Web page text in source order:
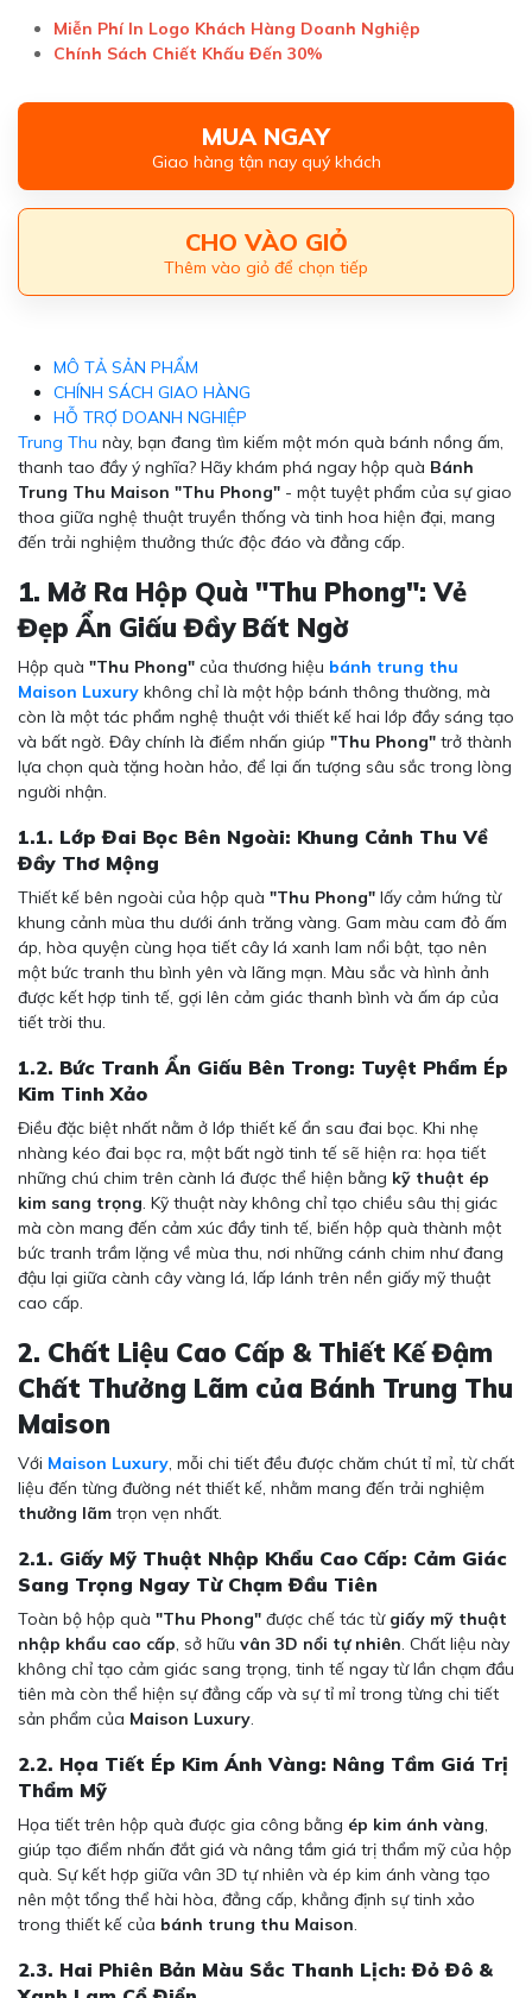
Miễn Phí In Logo Khách Hàng Doanh Nghiệp
Chính Sách Chiết Khấu Đến 30%
MUA NGAY
Giao hàng tận nay quý khách
CHO VÀO GIỎ
Thêm vào giỏ để chọn tiếp
MÔ TẢ SẢN PHẨM
CHÍNH SÁCH GIAO HÀNG
HỖ TRỢ DOANH NGHIỆP
Trung Thu này, bạn đang tìm kiếm một món quà bánh nồng ấm,
thanh tao đầy ý nghĩa? Hãy khám phá ngay hộp quà Bánh
Trung Thu Maison "Thu Phong" - một tuyệt phẩm của sự giao
thoa giữa nghệ thuật truyền thống và tinh hoa hiện đại, mang
đến trải nghiệm thưởng thức độc đáo và đẳng cấp.
1. Mở Ra Hộp Quà "Thu Phong": Vẻ
Đẹp Ẩn Giấu Đầy Bất Ngờ
Hộp quà "Thu Phong" của thương hiệu bánh trung thu
Maison Luxury không chỉ là một hộp bánh thông thường, mà
còn là một tác phẩm nghệ thuật với thiết kế hai lớp đầy sáng tạo
và bất ngờ. Đây chính là điểm nhấn giúp "Thu Phong" trở thành
lựa chọn quà tặng hoàn hảo, để lại ấn tượng sâu sắc trong lòng
người nhận.
1.1. Lớp Đai Bọc Bên Ngoài: Khung Cảnh Thu Về
Đầy Thơ Mộng
Thiết kế bên ngoài của hộp quà "Thu Phong" lấy cảm hứng từ
khung cảnh mùa thu dưới ánh trăng vàng. Gam màu cam đỏ ấm
áp, hòa quyện cùng họa tiết cây lá xanh lam nổi bật, tạo nên
một bức tranh thu bình yên và lãng mạn. Màu sắc và hình ảnh
được kết hợp tinh tế, gợi lên cảm giác thanh bình và ấm áp của
tiết trời thu.
1.2. Bức Tranh Ẩn Giấu Bên Trong: Tuyệt Phẩm Ép
Kim Tinh Xảo
Điều đặc biệt nhất nằm ở lớp thiết kế ẩn sau đai bọc. Khi nhẹ
nhàng kéo đai bọc ra, một bất ngờ tinh tế sẽ hiện ra: họa tiết
những chú chim trên cành lá được thể hiện bằng kỹ thuật ép
kim sang trọng. Kỹ thuật này không chỉ tạo chiều sâu thị giác
mà còn mang đến cảm xúc đầy tinh tế, biến hộp quà thành một
bức tranh trầm lặng về mùa thu, nơi những cánh chim như đang
đậu lại giữa cành cây vàng lá, lấp lánh trên nền giấy mỹ thuật
cao cấp.
2. Chất Liệu Cao Cấp & Thiết Kế Đậm
Chất Thưởng Lãm của Bánh Trung Thu
Maison
Với Maison Luxury, mỗi chi tiết đều được chăm chút tỉ mỉ, từ chất
liệu đến từng đường nét thiết kế, nhằm mang đến trải nghiệm
thưởng lãm trọn vẹn nhất.
2.1. Giấy Mỹ Thuật Nhập Khẩu Cao Cấp: Cảm Giác
Sang Trọng Ngay Từ Chạm Đầu Tiên
Toàn bộ hộp quà "Thu Phong" được chế tác từ giấy mỹ thuật
nhập khẩu cao cấp, sở hữu vân 3D nổi tự nhiên. Chất liệu này
không chỉ tạo cảm giác sang trọng, tinh tế ngay từ lần chạm đầu
tiên mà còn thể hiện sự đẳng cấp và sự tỉ mỉ trong từng chi tiết
sản phẩm của Maison Luxury.
2.2. Họa Tiết Ép Kim Ánh Vàng: Nâng Tầm Giá Trị
Thẩm Mỹ
Họa tiết trên hộp quà được gia công bằng ép kim ánh vàng,
giúp tạo điểm nhấn đắt giá và nâng tầm giá trị thẩm mỹ của hộp
quà. Sự kết hợp giữa vân 3D tự nhiên và ép kim ánh vàng tạo
nên một tổng thể hài hòa, đẳng cấp, khẳng định sự tinh xảo
trong thiết kế của bánh trung thu Maison.
2.3. Hai Phiên Bản Màu Sắc Thanh Lịch: Đỏ Đô &